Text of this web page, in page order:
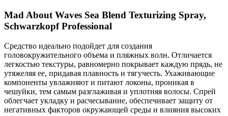
Mad About Waves Sea Blend Texturizing Spray,
Schwarzkopf Professional
Средство идеально подойдет для создания
головокружительного объема и пляжных волн. Отличается
легкостью текстуры, равномерно покрывает каждую прядь, не
утяжеляя ее, придавая плавность и тягучесть. Ухаживающие
компоненты увлажняют и питают локоны, проникая в
чешуйки, тем самым разглаживая и уплотняя волосы. Спрей
облегчает укладку и расчесывание, обеспечивает защиту от
негативных факторов окружающей среды и влияния высоких